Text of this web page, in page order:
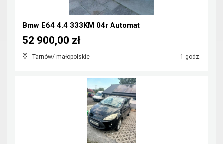
Bmw E64 4.4 333KM 04r Automat
Tarnów/ małopolskie 1 godz.
52 900,00 zł